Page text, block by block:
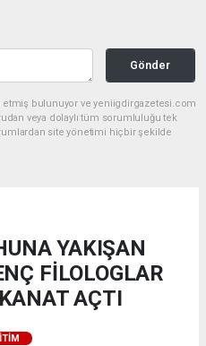
Gönder
etmiş bulunuyor ve yeniigdirgazetesi.com
veya dolaylı tüm sorumluluğu tek
site yönetimi hiçbir şekilde
YAKIŞAN
FİLOLOGLAR
AÇTI